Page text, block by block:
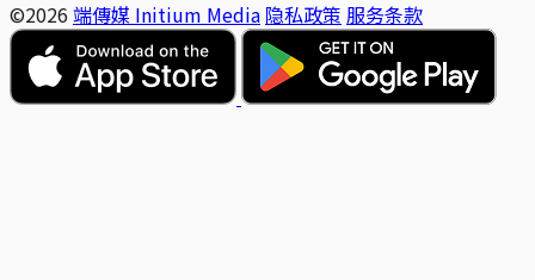
©2026 端傳媒 Initium Media 隐私政策 服务条款